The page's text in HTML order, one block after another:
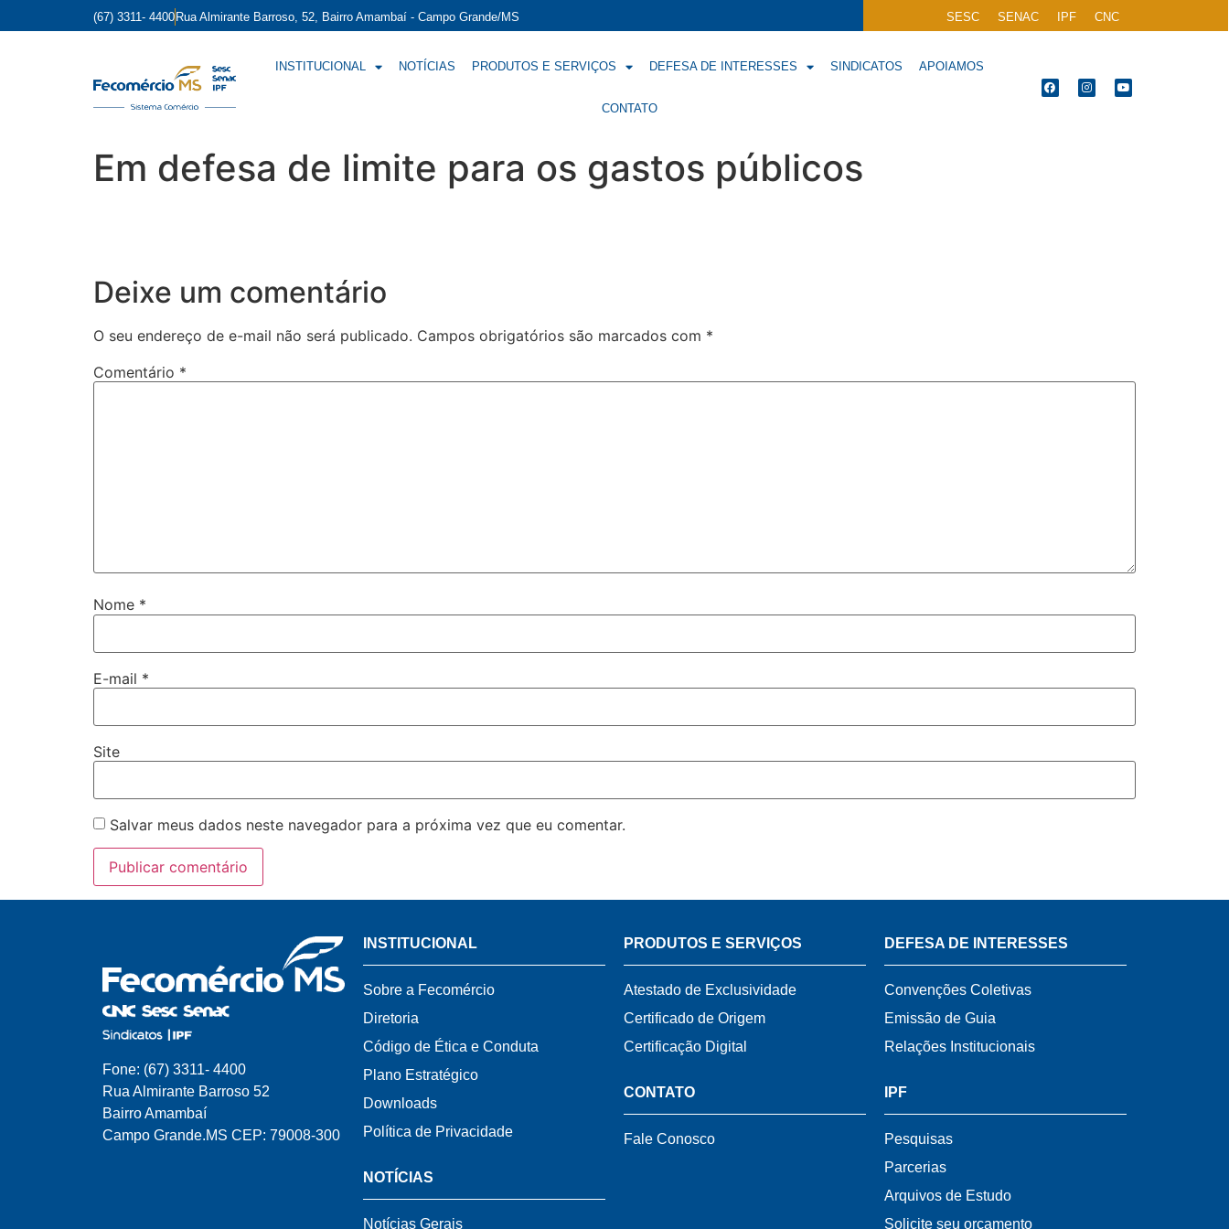
(67) 3311- 4400 Rua Almirante Barroso, 52, Bairro Amambaí - Campo Grande/MS SESC SENAC IPF CNC
INSTITUCIONAL NOTÍCIAS PRODUTOS E SERVIÇOS DEFESA DE INTERESSES SINDICATOS APOIAMOS
CONTATO
Em defesa de limite para os gastos públicos
Deixe um comentário
O seu endereço de e-mail não será publicado. Campos obrigatórios são marcados com *
Comentário *
Nome *
E-mail *
Site
Salvar meus dados neste navegador para a próxima vez que eu comentar.
Fone: (67) 3311- 4400
Rua Almirante Barroso 52
Bairro Amambaí
Campo Grande.MS CEP: 79008-300
INSTITUCIONAL
Sobre a Fecomércio
Diretoria
Código de Ética e Conduta
Plano Estratégico
Downloads
Política de Privacidade
NOTÍCIAS
Notícias Gerais
PRODUTOS E SERVIÇOS
Atestado de Exclusividade
Certificado de Origem
Certificação Digital
CONTATO
Fale Conosco
DEFESA DE INTERESSES
Convenções Coletivas
Emissão de Guia
Relações Institucionais
IPF
Pesquisas
Parcerias
Arquivos de Estudo
Solicite seu orçamento